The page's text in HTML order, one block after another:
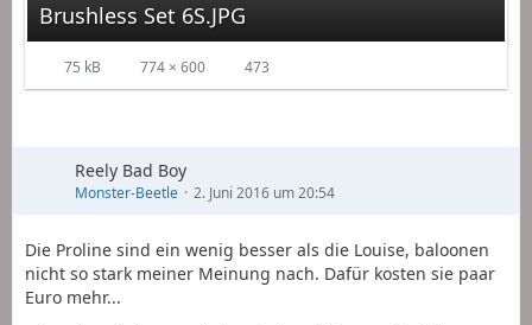
Brushless Set 6S.JPG
75 kB 774 × 600 473
Reely Bad Boy
Monster-Beetle 2. Juni 2016 um 20:54
Die Proline sind ein wenig besser als die Louise, baloonen
nicht so stark meiner Meinung nach. Dafür kosten sie paar
Euro mehr...